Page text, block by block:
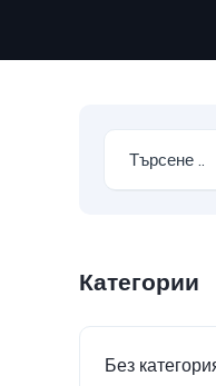
Категории
Без